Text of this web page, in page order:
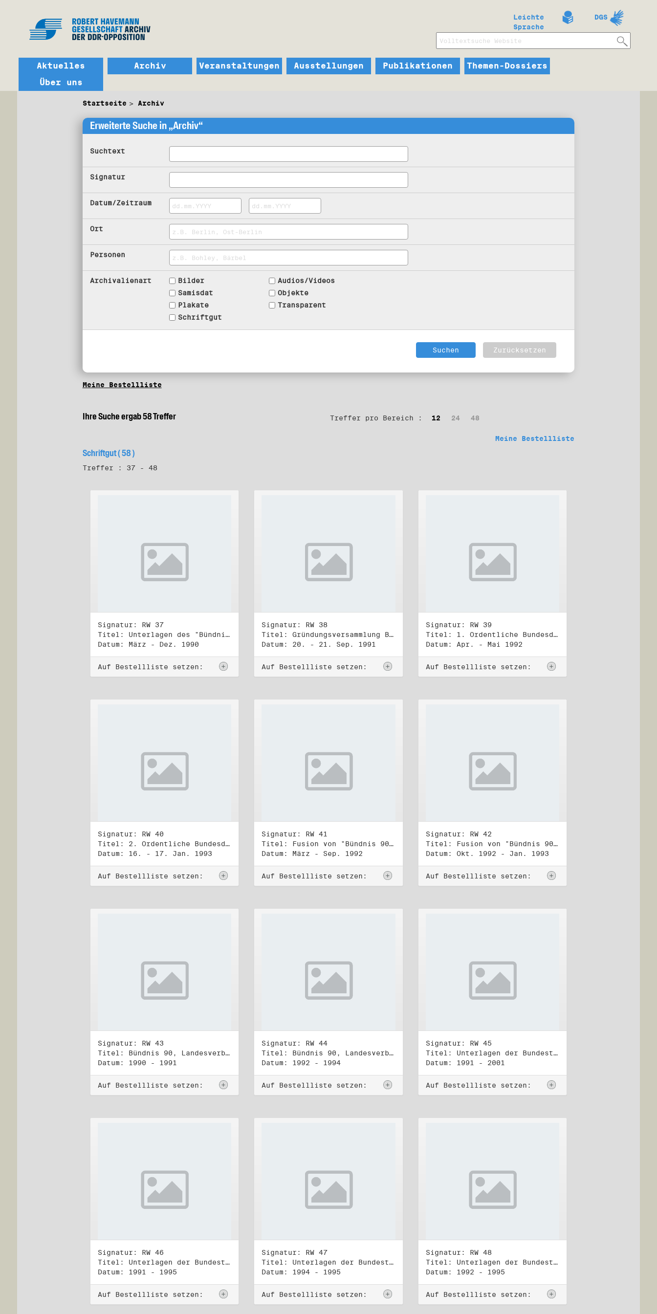
Leichte
Sprache
DGS
Aktuelles Archiv Veranstaltungen Ausstellungen Publikationen
Themen-Dossiers
Über uns
Startseite Archiv
Erweiterte Suche in „Archiv“
Suchtext
Signatur
Datum/Zeitraum
Ort
Personen
Archivalienart
Bilder
Samisdat
Plakate
Schriftgut
Audios/Videos
Objekte
Transparent
Meine Bestellliste
Ihre Suche ergab 58 Treffer Treffer pro Bereich : 12 24 48
Meine Bestellliste
Schriftgut ( 58 )
Treffer : 37 - 48
Signatur: RW 37
Titel: Unterlagen des "Bündnis 90/Die Grünen - BürgerInnenbewegung", Wahlbündnis zur Bundestagswahl am 2.12.1990 (5)
Datum: März - Dez. 1990
Auf Bestellliste setzen:
Signatur: RW 38
Titel: Gründungsversammlung Bündnis 90
Datum: 20. - 21. Sep. 1991
Auf Bestellliste setzen:
Signatur: RW 39
Titel: 1. Ordentliche Bundesdelegiertenversammlung (1.-3.5.1992)
Datum: Apr. - Mai 1992
Auf Bestellliste setzen:
Signatur: RW 40
Titel: 2. Ordentliche Bundesdelegiertenversammlung (16.-17.1.1993)
Datum: 16. - 17. Jan. 1993
Auf Bestellliste setzen:
Signatur: RW 41
Titel: Fusion von "Bündnis 90" und "Die Grünen" (1)
Datum: März - Sep. 1992
Auf Bestellliste setzen:
Signatur: RW 42
Titel: Fusion von "Bündnis 90" und "Die Grünen" (2)
Datum: Okt. 1992 - Jan. 1993
Auf Bestellliste setzen:
Signatur: RW 43
Titel: Bündnis 90, Landesverband Berlin (1)
Datum: 1990 - 1991
Auf Bestellliste setzen:
Signatur: RW 44
Titel: Bündnis 90, Landesverband Berlin (2)
Datum: 1992 - 1994
Auf Bestellliste setzen:
Signatur: RW 45
Titel: Unterlagen der Bundestagsgruppe und -fraktion Bündnis 90/Die Grünen (1)
Datum: 1991 - 2001
Auf Bestellliste setzen:
Signatur: RW 46
Titel: Unterlagen der Bundestagsgruppe und -fraktion Bündnis 90/Die Grünen (2)
Datum: 1991 - 1995
Auf Bestellliste setzen:
Signatur: RW 47
Titel: Unterlagen der Bundestagsgruppe und -fraktion Bündnis 90/Die Grünen (3)
Datum: 1994 - 1995
Auf Bestellliste setzen:
Signatur: RW 48
Titel: Unterlagen der Bundestagsgruppe und -fraktion Bündnis 90/Die Grünen (4)
Datum: 1992 - 1995
Auf Bestellliste setzen: